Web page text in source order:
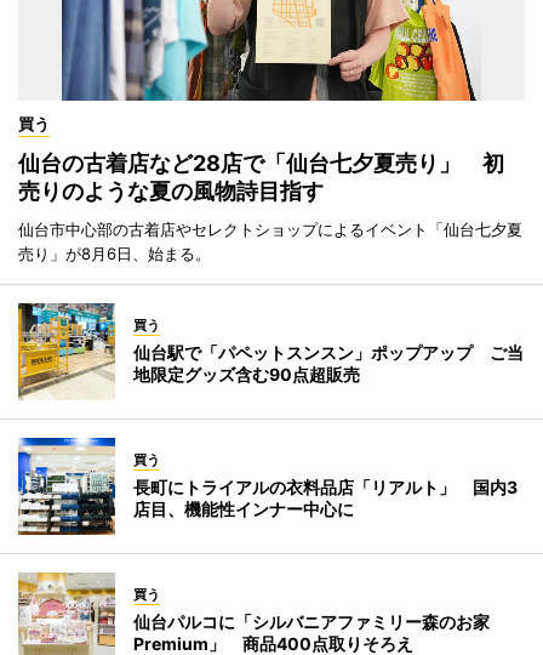
買う
仙台の古着店など28店で「仙台七夕夏売り」 初
売りのような夏の風物詩目指す
仙台市中心部の古着店やセレクトショップによるイベント「仙台七夕夏
売り」が8月6日、始まる。
買う
仙台駅で「パペットスンスン」ポップアップ ご当
地限定グッズ含む90点超販売
買う
長町にトライアルの衣料品店「リアルト」 国内3
店目、機能性インナー中心に
買う
仙台パルコに「シルバニアファミリー森のお家
Premium」 商品400点取りそろえ